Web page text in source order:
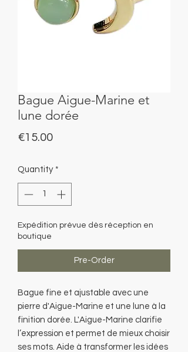
Bague Aigue-Marine et
lune dorée
€15.00Price
Quantity *
Expédition prévue dès réception en
boutique
Pre-Order
Bague fine et ajustable avec une
pierre d'Aigue-Marine et une lune à la
finition dorée. L'Aigue-Marine clarifie
l’expression et permet de mieux choisir
ses mots. Aide à transformer les idées